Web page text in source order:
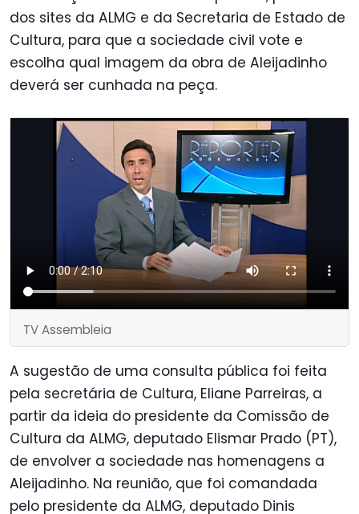
dos sites da ALMG e da Secretaria de Estado de
Cultura, para que a sociedade civil vote e
escolha qual imagem da obra de Aleijadinho
deverá ser cunhada na peça.
TV Assembleia
A sugestão de uma consulta pública foi feita
pela secretária de Cultura, Eliane Parreiras, a
partir da ideia do presidente da Comissão de
Cultura da ALMG, deputado Elismar Prado (PT),
de envolver a sociedade nas homenagens a
Aleijadinho. Na reunião, que foi comandada
pelo presidente da ALMG, deputado Dinis